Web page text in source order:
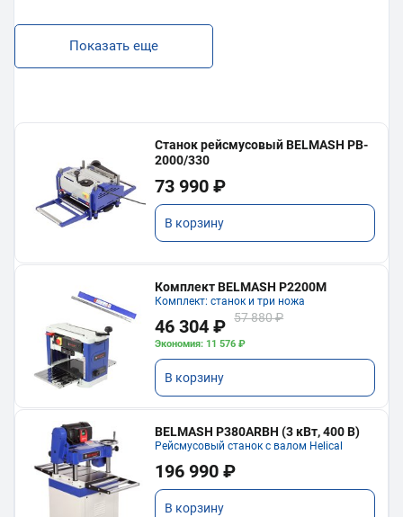
Показать еще
Станок рейсмусовый BELMASH PB-
2000/330
73 990 ₽
В корзину
Комплект BELMASH P2200M
Комплект: станок и три ножа
46 304 ₽ 57 880 ₽
Экономия: 11 576 ₽
В корзину
BELMASH P380ARBH (3 кВт, 400 В)
Рейсмусовый станок с валом Helical
196 990 ₽
В корзину